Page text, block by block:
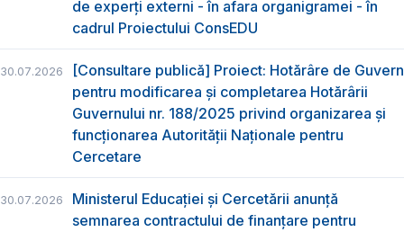
de experți externi - în afara organigramei - în
cadrul Proiectului ConsEDU
30.07.2026
[Consultare publică] Proiect: Hotărâre de Guvern
pentru modificarea și completarea Hotărârii
Guvernului nr. 188/2025 privind organizarea şi
funcţionarea Autorităţii Naţionale pentru
Cercetare
30.07.2026
Ministerul Educației și Cercetării anunță
semnarea contractului de finanțare pentru